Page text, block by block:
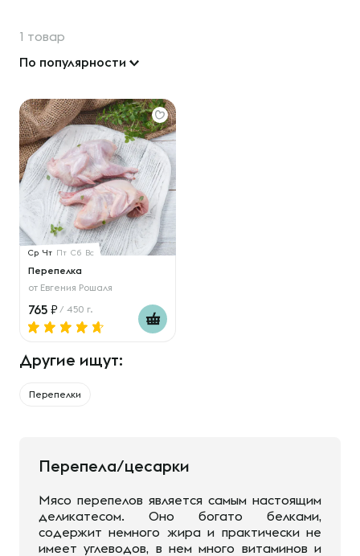
1 товар
По популярности
Ср Чт Пт Сб Вс
Перепелка
от Евгения Рошаля
765 / 450 г.
Другие ищут:
Перепелки
Перепела/цесарки
Мясо перепелов является самым настоящим
деликатесом. Оно богато белками,
содержит немного жира и практически не
имеет углеводов, в нем много витаминов и